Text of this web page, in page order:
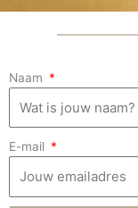
Naam
E-mail